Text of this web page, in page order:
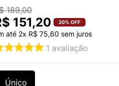
189,00
151,20 20% OFF
até 2x R$ 75,60 sem juros
1 avaliação
Único